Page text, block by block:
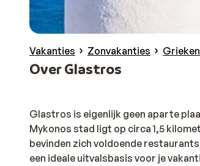
Vakanties Zonvakanties
Over Glastros
Glastros is eigenlijk geen aparte
Mykonos stad ligt op circa 1,5
bevinden zich voldoende
een ideale uitvalsbasis voor je